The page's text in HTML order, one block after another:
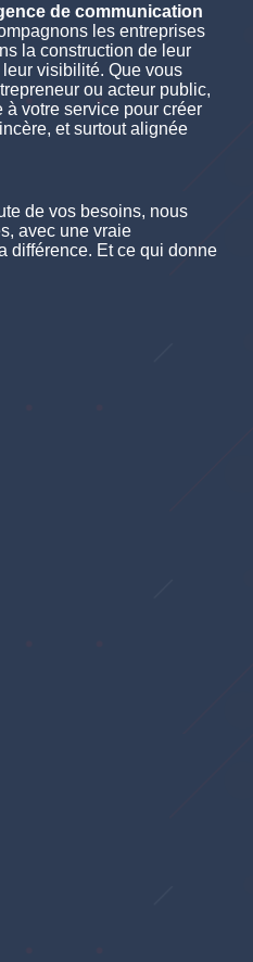
de communication
les entreprises
la construction de leur
visibilité. Que vous
ou acteur public,
à votre service pour créer
et surtout alignée
de vos besoins, nous
avec une vraie
différence. Et ce qui donne